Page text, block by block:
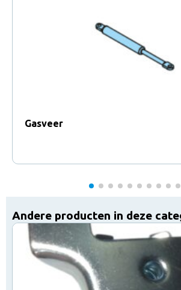
Gasveer
Andere producten in deze